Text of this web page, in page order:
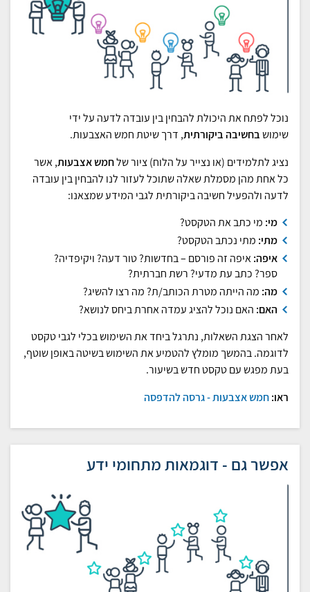
נוכל לפתח את היכולת להבחין בין עובדה לדעה על ידי
שימושבחשיבה ביקורתית, דרך שיטת חמש האצבעות.
נציג לתלמידים (או נצייר על הלוח) ציור שלחמש אצבעות, אשר
כל אחת מהן מסמלת שאלה שתוכל לעזור לנו להבחין בין עובדה
לדעה ולהפעיל חשיבה ביקורתית לגבי המידע שמצאנו:
מי: מי כתב את הטקסט?
מתי: מתי נכתב הטקסט?
איפה:איפה זה פורסם – בחדשות? טור דעה? ויקיפדיה?
ספר? כתב עת מדעי? רשת חברתית?
מה: מה הייתה מטרת הכותב/ת? מה רצו להשיג?
האם: האם נוכל להציג עמדה אחרת ביחס לנושא?
לאחר הצגת השאלות, נתרגל ביחד את השימוש בכלי לגבי טקסט
לדוגמה. בהמשך מומלץ להטמיע את השימוש בשיטה באופן שוטף,
בעת מפגש עם טקסט חדש בשיעור.
ראו:חמש אצבעות - גרסה להדפסה
אפשר גם - דוגמאות מתחומי ידע